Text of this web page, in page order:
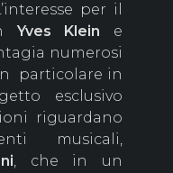
per il
Yves Klein e
numerosi
particolare in
esclusivo
riguardano
musicali,
, che in un